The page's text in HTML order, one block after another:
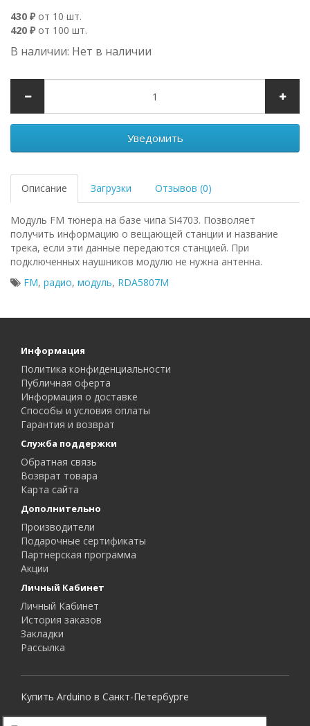
430 ₽ от 10 шт.
420 ₽ от 100 шт.
В наличии: Нет в наличии
Уведомить
Описание Загрузки Отзывов (0)
Модуль FM тюнера на базе чипа Si4703. Позволяет
получить информацию о вещающей станции и название
трека, если эти данные передаются станцией. При
подключенных наушников модулю не нужна антенна.
FM, радио, модуль, RDA5807M
Информация
Политика конфиденциальности
Публичная оферта
Информация о доставке
Способы и условия оплаты
Гарантия и возврат
Служба поддержки
Обратная связь
Возврат товара
Карта сайта
Дополнительно
Производители
Подарочные сертификаты
Партнерская программа
Акции
Личный Кабинет
Личный Кабинет
История заказов
Закладки
Рассылка
Купить Arduino в Санкт-Петербурге
Все права защищены.